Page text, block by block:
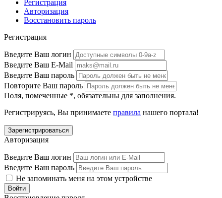
Регистрация
Авторизация
Восстановить пароль
Регистрация
Введите Ваш логин
Введите Ваш E-Mail
Введите Ваш пароль
Повторите Ваш пароль
Поля, помеченные *, обязательны для заполнения.
Регистрируясь, Вы принимаете правила нашего портала!
Авторизация
Введите Ваш логин
Введите Ваш пароль
Не запоминать меня на этом устройстве